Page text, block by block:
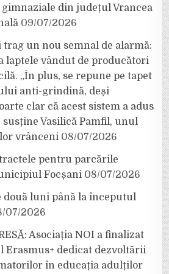
din județul Vrancea
09/07/2026
un nou semnal de alarmă:
laptele vândut de producători
„În plus, se repune pe tapet
anti-grindină, deși
clar că acest sistem a adus
Vasilică Pamfil, unul
vrânceni 08/07/2026
pentru parcările
Focșani 08/07/2026
două luni până la începutul
07/2026
Asociația NOI a finalizat
Erasmus+ dedicat dezvoltării
în educația adulților